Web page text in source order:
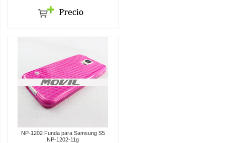
NP-1202 Funda para Samsung S5
NP-1202-11g